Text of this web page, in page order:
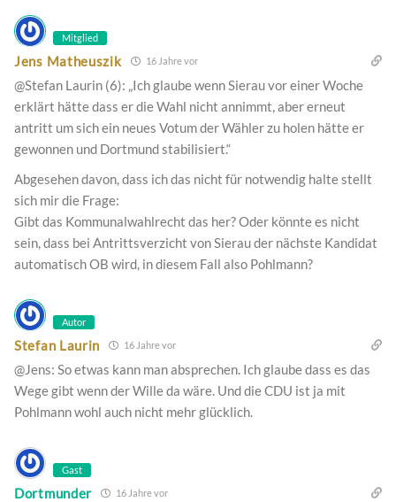
Mitglied
Jens Matheuszik 16 Jahre vor
@Stefan Laurin (6): „Ich glaube wenn Sierau vor einer Woche
erklärt hätte dass er die Wahl nicht annimmt, aber erneut
antritt um sich ein neues Votum der Wähler zu holen hätte er
gewonnen und Dortmund stabilisiert.“
Abgesehen davon, dass ich das nicht für notwendig halte stellt
sich mir die Frage:
Gibt das Kommunalwahlrecht das her? Oder könnte es nicht
sein, dass bei Antrittsverzicht von Sierau der nächste Kandidat
automatisch OB wird, in diesem Fall also Pohlmann?
Autor
Stefan Laurin 16 Jahre vor
@Jens: So etwas kann man absprechen. Ich glaube dass es das
Wege gibt wenn der Wille da wäre. Und die CDU ist ja mit
Pohlmann wohl auch nicht mehr glücklich.
Gast
Dortmunder 16 Jahre vor